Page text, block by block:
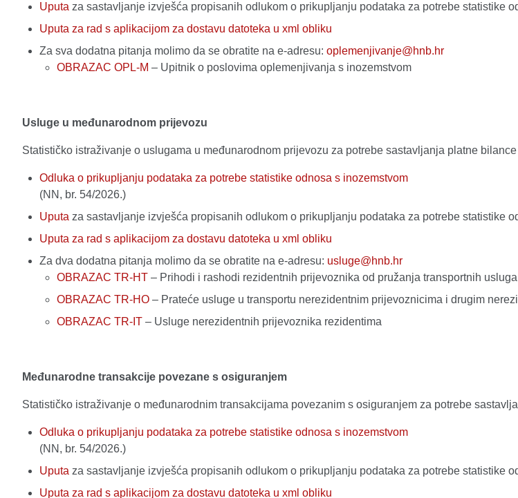
Uputa za sastavljanje izvješća propisanih odlukom o prikupljanju podataka za potrebe statistike
Uputa za rad s aplikacijom za dostavu datoteka u xml obliku
Za sva dodatna pitanja molimo da se obratite na e-adresu: oplemenjivanje@hnb.hr
OBRAZAC OPL-M – Upitnik o poslovima oplemenjivanja s inozemstvom
Usluge u međunarodnom prijevozu
Statističko istraživanje o uslugama u međunarodnom prijevozu za potrebe sastavljanja platne
Odluka o prikupljanju podataka za potrebe statistike odnosa s inozemstvom
(NN, br. 54/2026.)
Uputa za sastavljanje izvješća propisanih odlukom o prikupljanju podataka za potrebe statistike
Uputa za rad s aplikacijom za dostavu datoteka u xml obliku
Za dva dodatna pitanja molimo da se obratite na e-adresu: usluge@hnb.hr
OBRAZAC TR-HT – Prihodi i rashodi rezidentnih prijevoznika od pružanja transportnih
OBRAZAC TR-HO – Prateće usluge u transportu nerezidentnim prijevoznicima i drugim
OBRAZAC TR-IT – Usluge nerezidentnih prijevoznika rezidentima
Međunarodne transakcije povezane s osiguranjem
Statističko istraživanje o međunarodnim transakcijama povezanim s osiguranjem za potrebe
Odluka o prikupljanju podataka za potrebe statistike odnosa s inozemstvom
(NN, br. 54/2026.)
Uputa za sastavljanje izvješća propisanih odlukom o prikupljanju podataka za potrebe statistike
Uputa za rad s aplikacijom za dostavu datoteka u xml obliku